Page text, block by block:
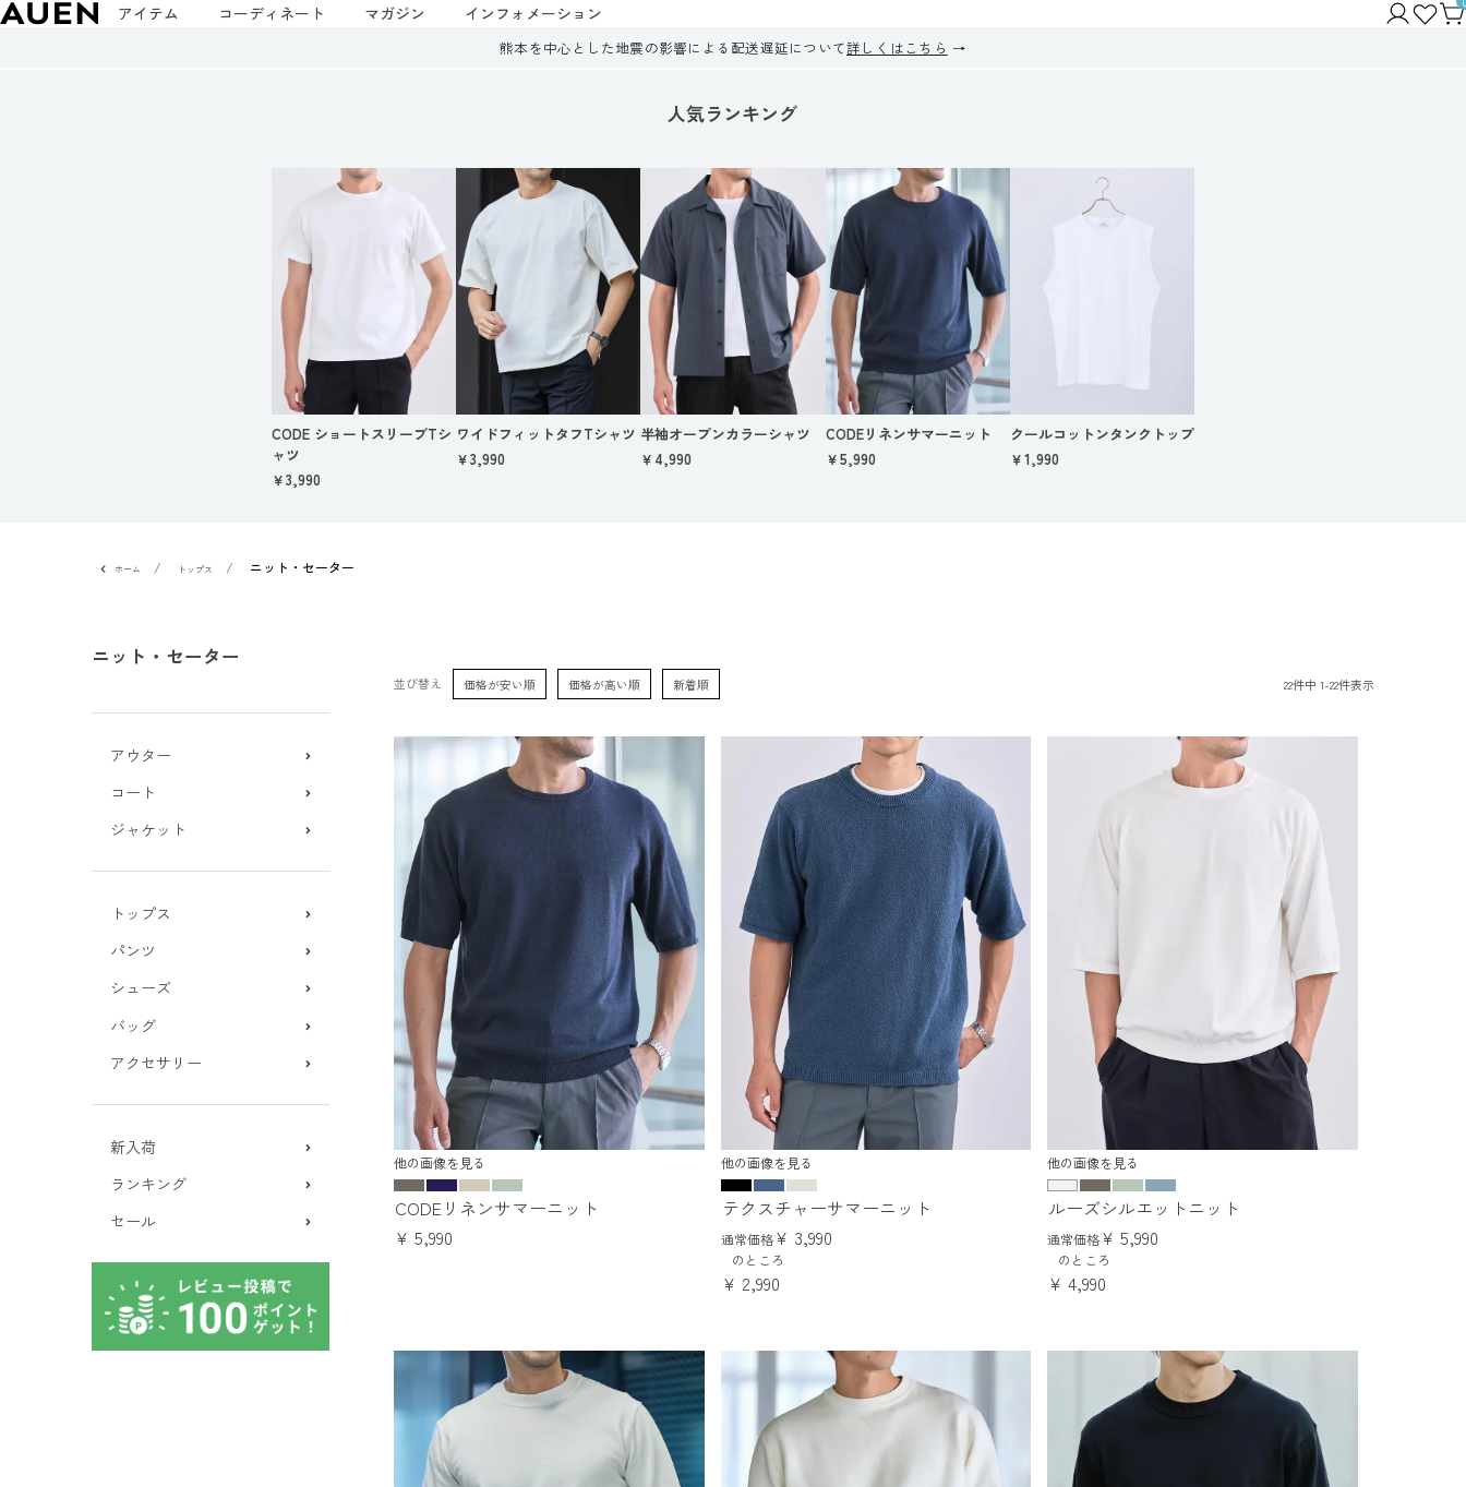
アイテム コーディネート マガジン インフォメーション
熊本を中心とした地震の影響による配送遅延について詳しくはこちら
人気ランキング
CODE ショートスリーブTシ
ャツ
￥3,990
ワイドフィットタフTシャツ
￥3,990
半袖オープンカラーシャツ
￥4,990
CODEリネンサマーニット
￥5,990
クールコットンタンクトップ
￥1,990
ホーム トップス ニット・セーター
ニット・セーター
アウター
コート
ジャケット
トップス
パンツ
シューズ
バッグ
アクセサリー
新入荷
ランキング
セール
並び替え 価格が安い順 価格が高い順 新着順 22件中 1-22件表示
他の画像を見る
CODEリネンサマーニット
¥ 5,990
他の画像を見る
テクスチャーサマーニット
通常価格¥ 3,990
のところ
¥ 2,990
他の画像を見る
ルーズシルエットニット
通常価格¥ 5,990
のところ
¥ 4,990